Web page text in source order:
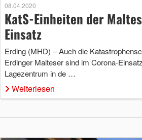
08.04.2020
KatS-Einheiten der
Einsatz
Erding (MHD) – Auch die
Erdinger Malteser sind im Corona-
Lagezentrum in de …
Weiterlesen